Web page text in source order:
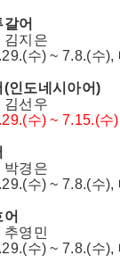
어
김지은
수) ~ 7.8.(수
(인도네시아어)
김선우
수) ~ 7.15.(
박경은
수) ~ 7.8.(수
추영민
수) ~ 7.8.(수